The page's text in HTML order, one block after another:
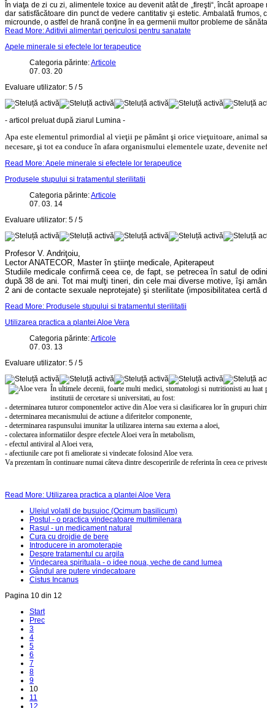
În viaţa de zi cu zi, alimentele toxice au devenit atât de „fireşti“, încât
dar satisfăcătoare din punct de vedere cantitativ şi estetic. Ambalată
microunde, o astfel de hrană conţine în ea germenii multor probleme de
Read More: Aditivii alimentari periculosi pentru sanatate
Apele minerale si efectele lor terapeutice
Categoria părinte:Articole
07. 03. 20
Evaluare utilizator: 5 /5
- articol preluat după ziarul Lumina -
Apa este elementul primordial al vieţii pe pământ şi orice vieţuitoare, animal
necesare, şi tot ea conduce în afara organismului elementele uzate, devenite
Read More: Apele minerale si efectele lor terapeutice
Produsele stupului si tratamentul sterilitatii
Categoria părinte:Articole
07. 03. 14
Evaluare utilizator: 5 /5
Profesor V. Andriţoiu,
Lector ANATECOR, Master în ştiinţe medicale, Apiterapeut
Studiile medicale confirmă ceea ce, de fapt, se petrecea în satul de
după 38 de ani. Tot mai mulţi tineri, din cele mai diverse motive, îşi
2 ani de contacte sexuale neprotejate) şi sterilitate (imposibilitatea certă
Read More: Produsele stupului si tratamentul sterilitatii
Utilizarea practica a plantei Aloe Vera
Categoria părinte:Articole
07. 03. 13
Evaluare utilizator: 5 /5
În ultimele decenii, foarte multi medici, stomatologi si nutritionisti au
institutii de cercetare si universitati, au fost:
- determinarea tuturor componentelor active din Aloe vera si clasificarea lor în grupuri
- determinarea mecanismului de actiune a diferitelor componente,
- determinarea raspunsului imunitar la utilizarea interna sau externa a aloei,
- colectarea informatiilor despre efectele Aloei vera în metabolism,
- efectul antiviral al Aloei vera,
- afectiunile care pot fi ameliorate si vindecate folosind Aloe vera.
Va prezentam în continuare numai câteva dintre descoperirile de referinta în ceea ce
Read More: Utilizarea practica a plantei Aloe Vera
Uleiul volatil de busuioc (Ocimum basilicum)
Postul - o practica vindecatoare multimilenara
Rasul - un medicament natural
Cura cu drojdie de bere
Introducere in aromoterapie
Despre tratamentul cu argila
Vindecarea spirituala - o idee noua, veche de cand lumea
Gândul are putere vindecatoare
Cistus Incanus
Pagina 10 din 12
Start
Prec
3
4
5
6
7
8
9
10
11
12